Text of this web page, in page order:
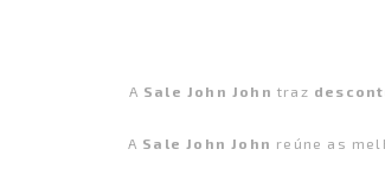
A Sale John John traz
A Sale John John reúne as